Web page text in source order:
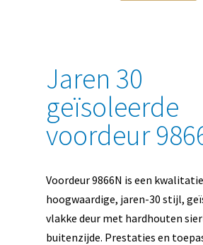
Jaren 30
geïsoleerde
voordeur
Voordeur 9866N is een
hoogwaardige, jaren-30 stijl,
vlakke deur met hardhouten
buitenzijde. Prestaties en